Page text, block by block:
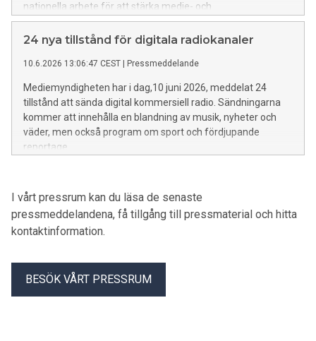
nationella arbete för att stärka medie- och
informationskunnigheten (MIK) i befolkningen.
24 nya tillstånd för digitala radiokanaler
10.6.2026 13:06:47 CEST Pressmeddelande
Mediemyndigheten har i dag,10 juni 2026, meddelat 24
tillstånd att sända digital kommersiell radio. Sändningarna
kommer att innehålla en blandning av musik, nyheter och
väder, men också program om sport och fördjupande
reportage.
I vårt pressrum kan du läsa de senaste
pressmeddelandena, få tillgång till pressmaterial och hitta
kontaktinformation.
BESÖK VÅRT PRESSRUM